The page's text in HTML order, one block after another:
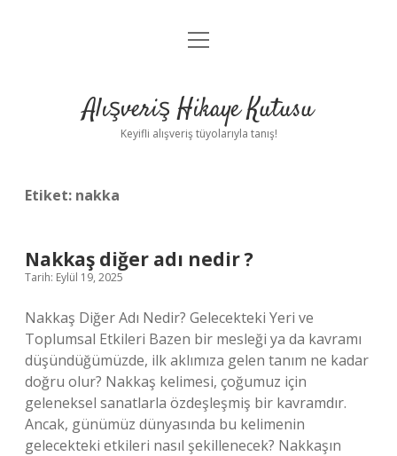
Anasayfa
Yasal Uyarı
menüyü
Alışveriş Hikaye Kutusu
Keyifli alışveriş tüyolarıyla tanış!
Etiket: nakka
Nakkaş diğer adı nedir ?
Tarih: Eylül 19, 2025
Nakkaş Diğer Adı Nedir? Gelecekteki Yeri ve
Toplumsal Etkileri Bazen bir mesleği ya da kavramı
düşündüğümüzde, ilk aklımıza gelen tanım ne kadar
doğru olur? Nakkaş kelimesi, çoğumuz için
geleneksel sanatlarla özdeşleşmiş bir kavramdır.
Ancak, günümüz dünyasında bu kelimenin
gelecekteki etkileri nasıl şekillenecek? Nakkaşın